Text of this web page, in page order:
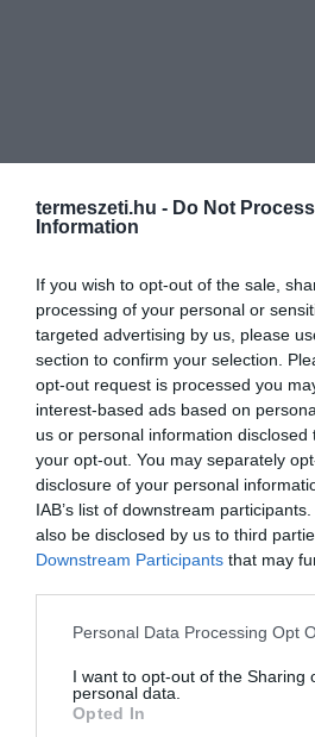
termeszeti.hu - Do Not
Information
If you wish to opt-out of the sale,
processing of your personal or
targeted advertising by us, please
section to confirm your selection.
opt-out request is processed you
interest-based ads based on
us or personal information
your opt-out. You may separately
disclosure of your personal
IAB’s list of downstream
also be disclosed by us to third
Downstream Participants that may
Please note that this website/app
not limited to your visit or usage
grant or deny consent to Google
use your data for below specified
Personal Data Processing Opt
I want to opt-out of the Sharing
personal data.
Opted In
ELŐZŐ
MI IMÁDJUK AZ AVOKÁDÓT,
SZENNYEZETT
KÖVETKEZŐ CIKK
DIGITÁLIS HOMOKOZÓ ÉS
PROGRAMOKKAL VÁR AZ MTA
HASONLÓ ÉRDEKESSÉGEK